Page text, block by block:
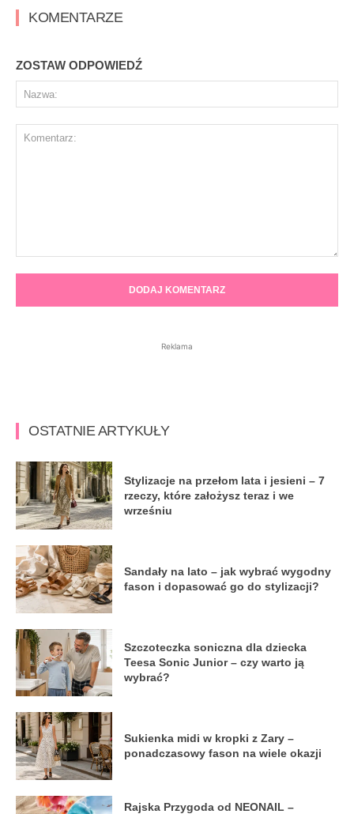
KOMENTARZE
ZOSTAW ODPOWIEDŹ
Reklama
OSTATNIE ARTYKUŁY
Stylizacje na przełom lata i jesieni – 7
rzeczy, które założysz teraz i we
wrześniu
Sandały na lato – jak wybrać wygodny
fason i dopasować go do stylizacji?
Szczoteczka soniczna dla dziecka
Teesa Sonic Junior – czy warto ją
wybrać?
Sukienka midi w kropki z Zary –
ponadczasowy fason na wiele okazji
Rajska Przygoda od NEONAIL –